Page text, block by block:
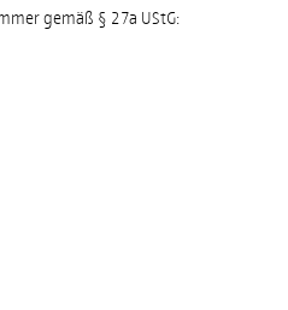
gemäß § 27a UStG: